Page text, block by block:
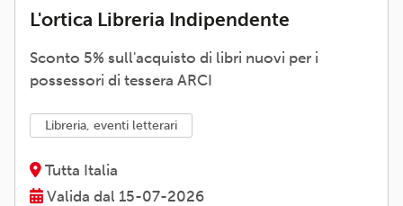
L'ortica Libreria Indipendente
Sconto 5% sull'acquisto di libri nuovi per i
possessori di tessera ARCI
libreria, eventi letterari
Tutta Italia
Valida dal 15-07-2026